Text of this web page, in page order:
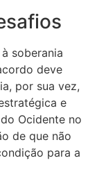
soberania
deve
por sua vez,
e
Ocidente no
de que não
para a